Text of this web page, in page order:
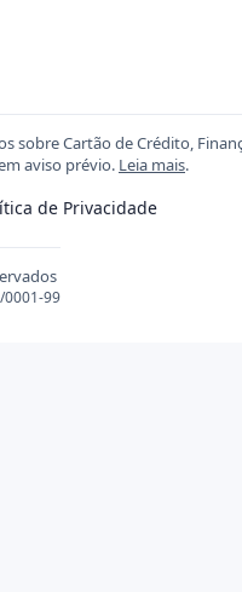
sobre Cartão de Crédito,
aviso prévio. Leia mais.
de Privacidade
0001-99